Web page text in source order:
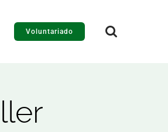
Voluntariado